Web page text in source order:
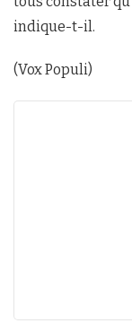
indique-t-il.
(Vox Populi)